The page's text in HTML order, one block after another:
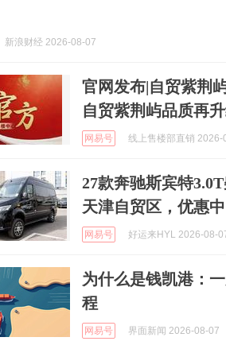
新浪财经 2026-08-07
官网发布|自贸紫荆
自贸紫荆屿品质再
网易号 线上售楼部直销 2026-
27款奔驰斯宾特
天津自贸区，优惠中
网易号 好运来HYL 2026-08-
为什么是钱凯港：
程
网易号 界面新闻 2026-08-07